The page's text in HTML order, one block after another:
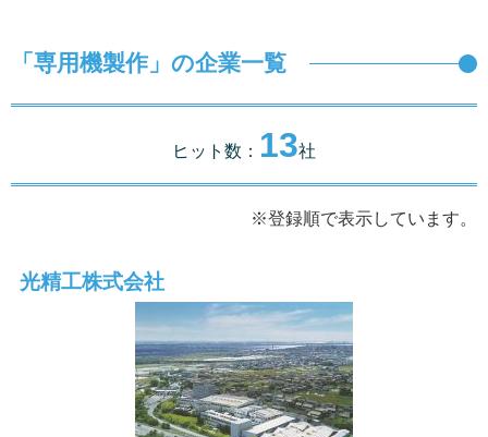
「専用機製作」の企業一覧
ヒット数： 13社
※登録順で表示しています。
光精工株式会社